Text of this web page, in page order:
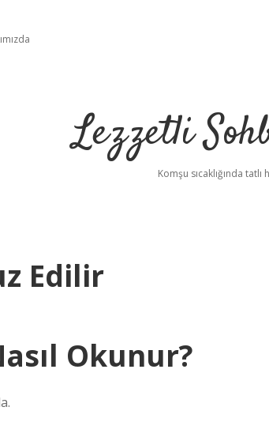
Lezzetli
Komşu sıcaklığında
Edilir
Okunur?